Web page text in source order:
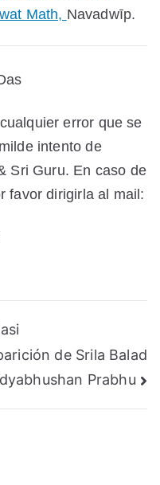
Math, Navadwīp.
error que se
intento de
Sri Guru. En caso de
favor dirigirla al mail:
de Srila Balad
Prabhu